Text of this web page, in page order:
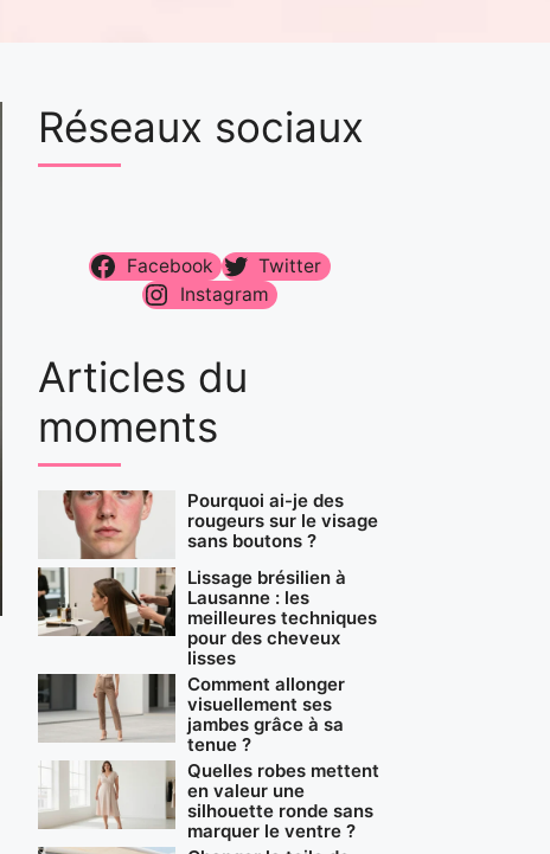
Réseaux sociaux
Facebook
Twitter
Instagram
Articles du
moments
Pourquoi ai-je des
rougeurs sur le visage
sans boutons ?
Lissage brésilien à
Lausanne : les
meilleures techniques
pour des cheveux
lisses
Comment allonger
visuellement ses
jambes grâce à sa
tenue ?
Quelles robes mettent
en valeur une
silhouette ronde sans
marquer le ventre ?